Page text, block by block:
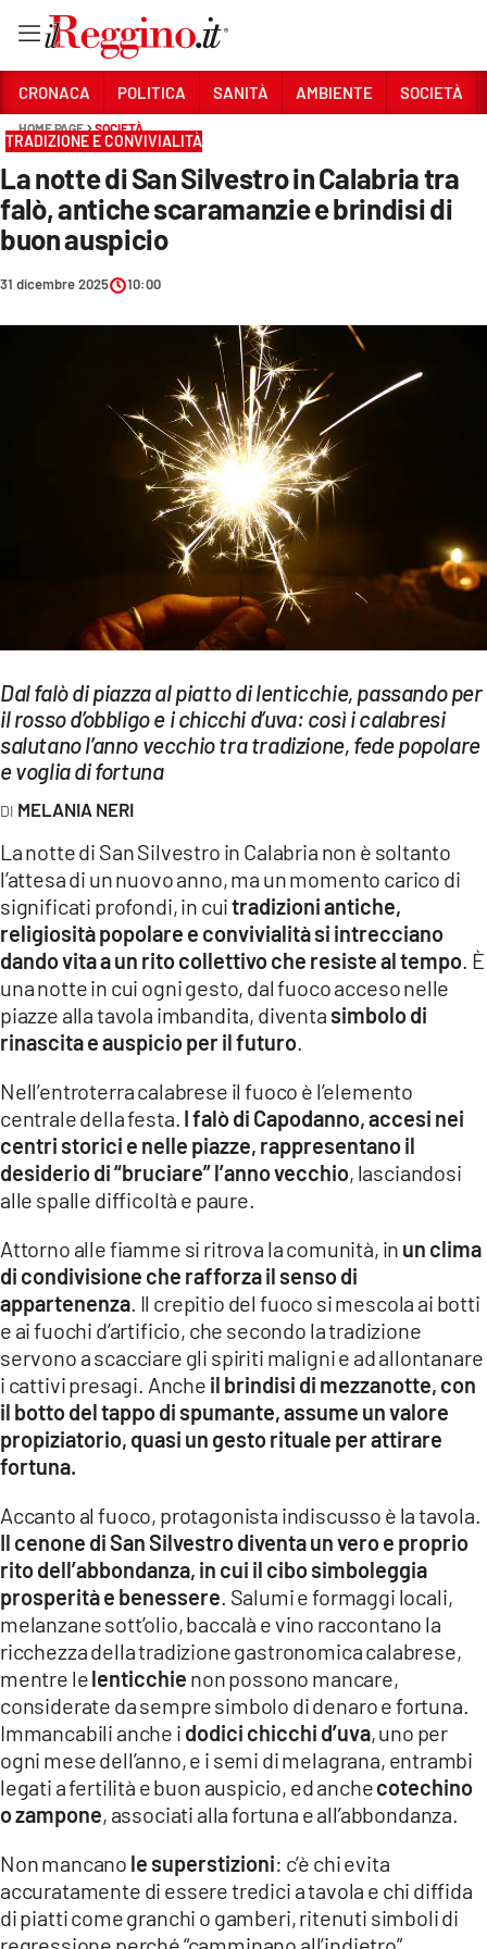
Sezioni
CRONACA
POLITICA
SANITÀ
AMBIENTE
ECONOMIA E LAVORO
Streaming
LAC NETWORK
LAC ONAIR
LaC
LACPLAY.IT
LACTV.IT
LACONAIR.IT
LACITYMAG.IT
COSENZACHANNEL.IT
ILVIBONESE.IT
CATANZAROCHANNEL.IT
LACAPITALENEWS.IT
App
APPLE
CRONACA POLITICA SANITÀ AMBIENTE SOCIETÀ
HOME PAGE SOCIETÀ
TRADIZIONE E CONVIVIALITÀ
La notte di San Silvestro in Calabria tra
falò, antiche scaramanzie e brindisi di
buon auspicio
31 dicembre 2025 10:00
Dal falò di piazza al piatto di lenticchie, passando per
il rosso d’obbligo e i chicchi d’uva: così i calabresi
salutano l’anno vecchio tra tradizione, fede popolare
e voglia di fortuna
MELANIA NERI
La notte di San Silvestro in Calabria non è soltanto
l’attesa di un nuovo anno, ma un momento carico di
significati profondi, in cuitradizioni antiche,
religiosità popolare e convivialità si intrecciano
dando vita a un rito collettivo che resiste al tempo . È
una notte in cui ogni gesto, dal fuoco acceso nelle
piazze alla tavola imbandita, diventa simbolo di
rinascita e auspicio per il futuro
Nell’entroterra calabrese il fuoco è l’elemento
centrale della festa. I falò di Capodanno, accesi nei
centri storici e nelle piazze, rappresentano il
desiderio di “bruciare” l’anno vecchio, lasciandosi
alle spalle difficoltà e paure.
Attorno alle fiamme si ritrova la comunità, in un clima
di condivisione che rafforza il senso di
appartenenza . Il crepitio del fuoco si mescola ai botti
e ai fuochi d’artificio, che secondo la tradizione
servono a scacciare gli spiriti maligni e ad allontanare
i cattivi presagi. Anche il brindisi di mezzanotte, con
il botto del tappo di spumante, assume un valore
propiziatorio, quasi un gesto rituale per attirare
fortuna.
Accanto al fuoco, protagonista indiscusso è la tavola.
Il cenone di San Silvestro diventa un vero e proprio
rito dell’abbondanza, in cui il cibo simboleggia
prosperità e benessere . Salumi e formaggi locali,
melanzane sott’olio, baccalà e vino raccontano la
ricchezza della tradizione gastronomica calabrese,
mentre lelenticchie non possono mancare,
considerate da sempre simbolo di denaro e fortuna.
Immancabili anche i dodici chicchi d’uva, uno per
ogni mese dell’anno, e i semi di melagrana, entrambi
legati a fertilità e buon auspicio, ed anchecotechino
o zampone, associati alla fortuna e all’abbondanza.
Non mancano le superstizioni: c’è chi evita
accuratamente di essere tredici a tavola e chi diffida
di piatti come granchi o gamberi, ritenuti simboli di